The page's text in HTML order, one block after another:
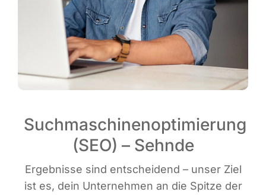
Suchmaschinenoptimierung
(SEO) – Sehnde
Ergeb­nis­se sind ent­schei­dend – unser Ziel
ist es, dein Unter­neh­men an die Spit­ze der